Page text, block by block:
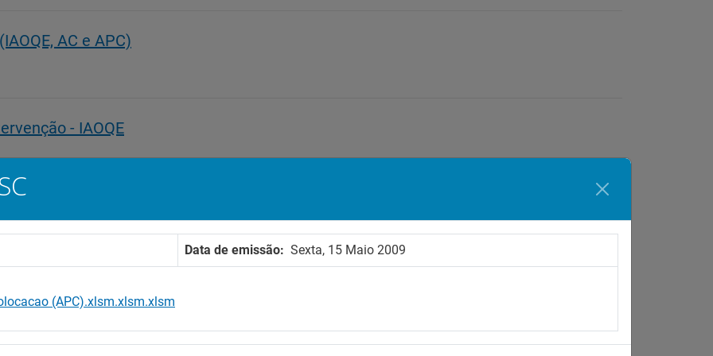
AC e APC)
- IAOQE
ao Plano de Ação
Pós-Colocação (APC)
Data de emissão: Sexta, 15 Maio 2009
(APC).xlsm.xlsm.xlsm